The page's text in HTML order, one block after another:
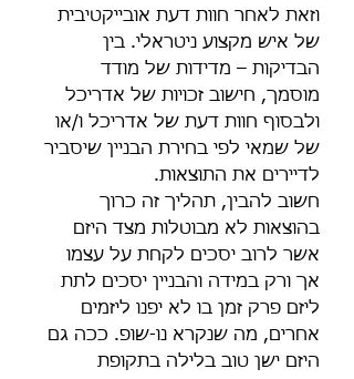
וזאת לאחר חוות דעת אובייקטיבית
של איש מקצוע ניטראלי. בין
הבדיקות – מדידות של מודד
מוסמך, חישוב זכויות של אדריכל
ולבסוף חוות דעת של אדריכל ו/או
של שמאי לפי בחירת הבניין שיסביר
לדיירים את התוצאות.
חשוב להבין, תהליך זה כרוך
בהוצאות לא מבוטלות מצד היזם
אשר לרוב יסכים לקחת על עצמו
אך ורק במידה והבניין יסכים לתת
ליזם פרק זמן בו לא יפנו ליזמים
אחרים, מה שנקרא נו-שופ. ככה גם
היזם ישן טוב בלילה בתקופת